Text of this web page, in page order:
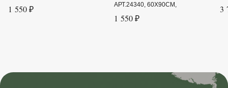
1 550 ₽
АРТ.24340, 60Х90СМ,
1 550 ₽
3